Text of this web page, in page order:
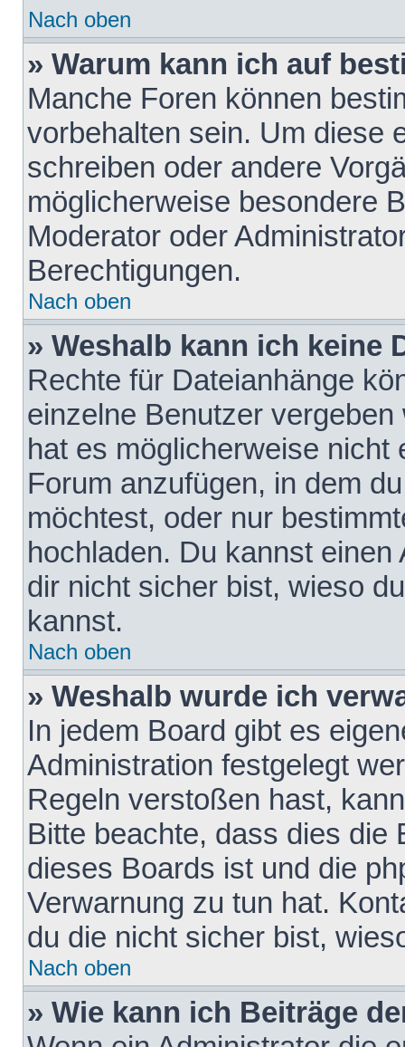
Nach oben
» Warum kann ich auf
Manche Foren können
vorbehalten sein. Um diese
schreiben oder andere
möglicherweise besondere
Moderator oder
Berechtigungen.
Nach oben
» Weshalb kann ich keine
Rechte für Dateianhänge
einzelne Benutzer
hat es möglicherweise nicht
Forum anzufügen, in dem
möchtest, oder nur
hochladen. Du kannst
dir nicht sicher bist, wieso
kannst.
Nach oben
» Weshalb wurde ich
In jedem Board gibt es
Administration festgelegt
Regeln verstoßen hast,
Bitte beachte, dass dies die
dieses Boards ist und die
Verwarnung zu tun hat.
du die nicht sicher bist,
Nach oben
» Wie kann ich Beiträge